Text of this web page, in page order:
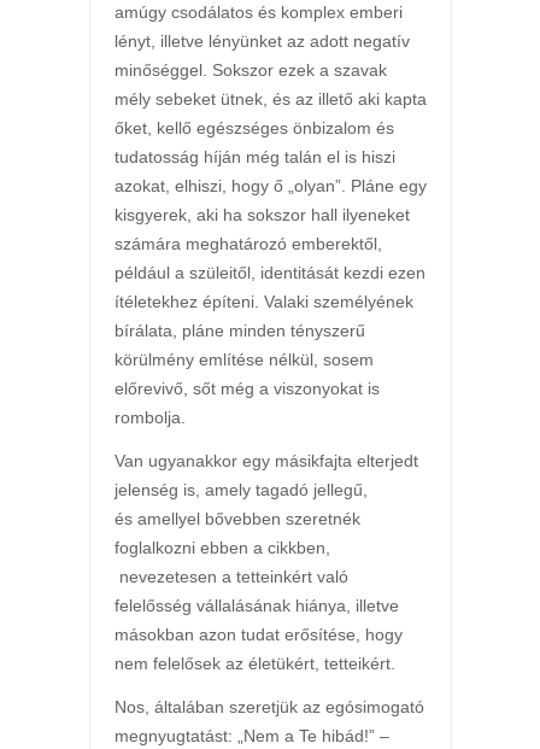
amúgy csodálatos és komplex emberi
lényt, illetve lényünket az adott negatív
minőséggel. Sokszor ezek a szavak
mély sebeket ütnek, és az illető aki kapta
őket, kellő egészséges önbizalom és
tudatosság híján még talán el is hiszi
azokat, elhiszi, hogy ő „olyan”. Pláne egy
kisgyerek, aki ha sokszor hall ilyeneket
számára meghatározó emberektől,
például a szüleitől, identitását kezdi ezen
ítéletekhez építeni. Valaki személyének
bírálata, pláne minden tényszerű
körülmény említése nélkül, sosem
előrevivő, sőt még a viszonyokat is
rombolja.
Van ugyanakkor egy másikfajta elterjedt
jelenség is, amely tagadó jellegű,
és amellyel bővebben szeretnék
foglalkozni ebben a cikkben,
nevezetesen a tetteinkért való
felelősség vállalásának hiánya, illetve
másokban azon tudat erősítése, hogy
nem felelősek az életükért, tetteikért.
Nos, általában szeretjük az egósimogató
megnyugtatást: „Nem a Te hibád!” –